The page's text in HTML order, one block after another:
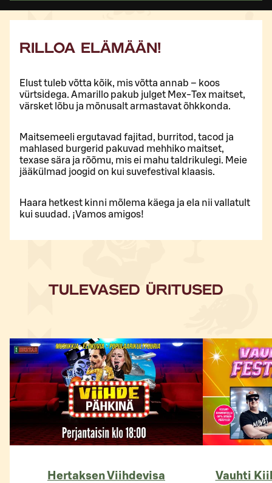
RILLOA ELÄMÄÄN!
Elust tuleb võtta kõik, mis võtta annab – koos
vürtsidega. Amarillo pakub julget Mex-Tex maitset,
värsket lõbu ja mõnusalt armastavat õhkkonda.
Maitsemeeli ergutavad fajitad, burritod, tacod ja
mahlased burgerid pakuvad mehhiko maitset,
texase sära ja rõõmu, mis ei mahu taldrikulegi. Meie
jääkülmad joogid on kui suvefestival klaasis.
Haara hetkest kinni mõlema käega ja ela nii vallatult
kui suudad. ¡Vamos amigos!
TULEVASED ÜRITUSED
Hertaksen Viihdevisa
Vauhti